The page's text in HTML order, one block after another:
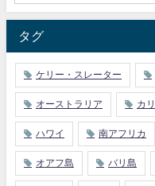
タグ
ケリー・スレーター
オーストラリア カ
ハワイ 南アフリカ
オアフ島 バリ島